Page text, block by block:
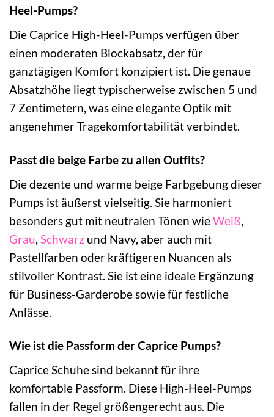
Heel-Pumps?
Die Caprice High-Heel-Pumps verfügen über
einen moderaten Blockabsatz, der für
ganztägigen Komfort konzipiert ist. Die genaue
Absatzhöhe liegt typischerweise zwischen 5 und
7 Zentimetern, was eine elegante Optik mit
angenehmer Tragekomfortabilität verbindet.
Passt die beige Farbe zu allen Outfits?
Die dezente und warme beige Farbgebung dieser
Pumps ist äußerst vielseitig. Sie harmoniert
besonders gut mit neutralen Tönen wieWeiß
Grau Schwarz und Navy, aber auch mit
Pastellfarben oder kräftigeren Nuancen als
stilvoller Kontrast. Sie ist eine ideale Ergänzung
für Business-Garderobe sowie für festliche
Anlässe.
Wie ist die Passform der Caprice Pumps?
Caprice Schuhe sind bekannt für ihre
komfortable Passform. Diese High-Heel-Pumps
fallen in der Regel größengerecht aus. Die